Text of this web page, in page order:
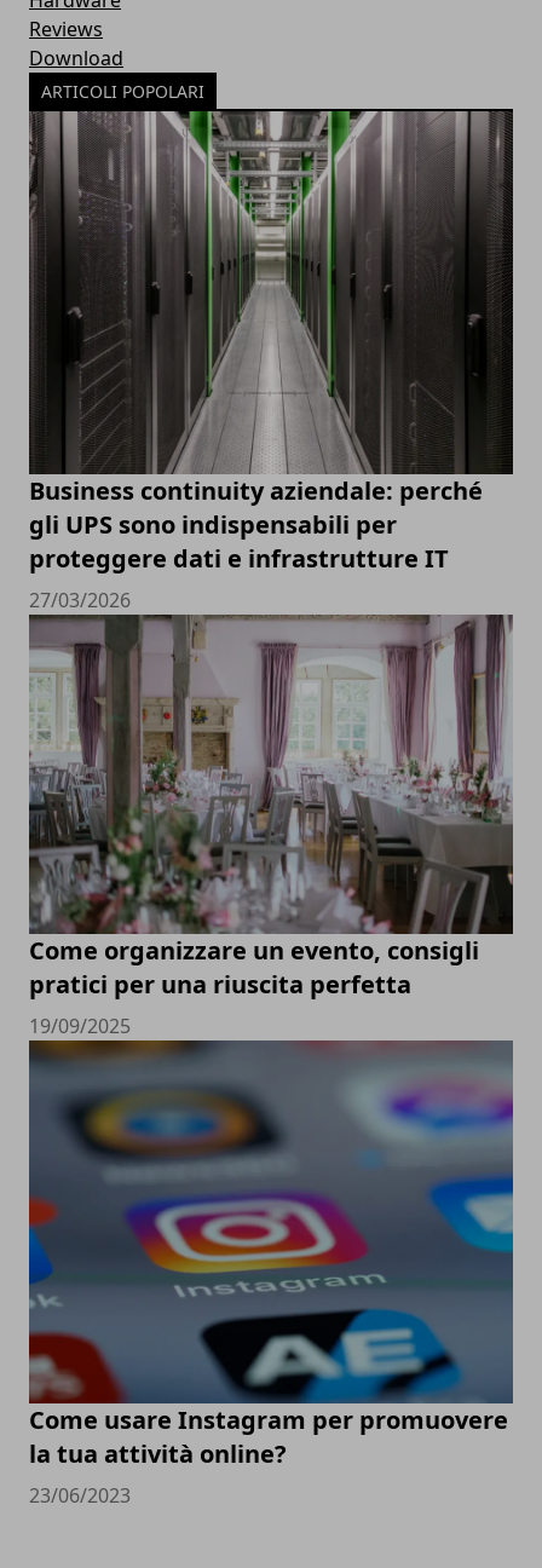
Reviews
Download
ARTICOLI POPOLARI
Business continuity aziendale: perché
gli UPS sono indispensabili per
proteggere dati e infrastrutture IT
27/03/2026
Come organizzare un evento, consigli
pratici per una riuscita perfetta
19/09/2025
Come usare Instagram per promuovere
la tua attività online?
23/06/2023